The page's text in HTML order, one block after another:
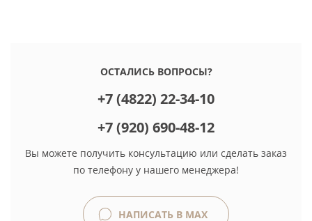
ОСТАЛИСЬ ВОПРОСЫ?
+7 (4822) 22-34-10
+7 (920) 690-48-12
Вы можете получить консультацию или сделать заказ
по телефону у нашего менеджера!
НАПИСАТЬ В MAX